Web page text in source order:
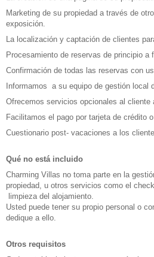
Marketing de su propiedad a través de
exposición.
La localización y captación de clientes
Procesamiento de reservas de principio a
Confirmación de todas las reservas con
Informamos a su equipo de gestión local
Ofrecemos servicios opcionales al cliente
Facilitamos el pago por tarjeta de crédito
Cuestionario post- vacaciones a los
Qué no está incluido
Charming Villas no toma parte en la
propiedad, u otros servicios como el
limpieza del alojamiento.
Usted puede tener su propio personal o
dedique a ello.
Otros requisitos